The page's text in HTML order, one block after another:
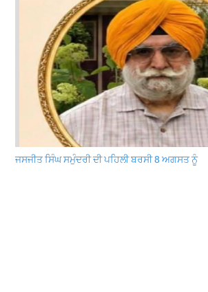
ਜਸਜੀਤ ਸਿੰਘ ਸਮੁੰਦਰੀ ਦੀ ਪਹਿਲੀ ਬਰਸੀ 8 ਅਗਸਤ ਨੂੰ